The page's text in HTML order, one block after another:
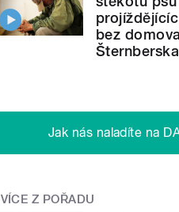
bez
Šternberska
Jak nás naladíte na
VÍCE Z POŘADU